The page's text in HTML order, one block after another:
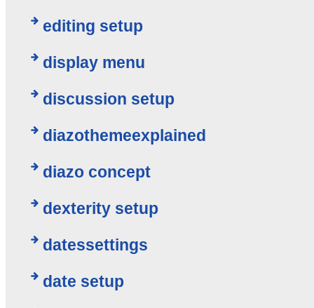
editing setup
display menu
discussion setup
diazothemeexplained
diazo concept
dexterity setup
datessettings
date setup